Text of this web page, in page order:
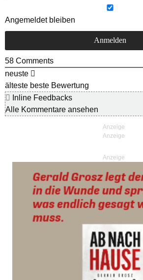
Angemeldet bleiben
58 Comments
neuste
älteste beste Bewertung
Inline Feedbacks
Alle Kommentare ansehen
Anzeige